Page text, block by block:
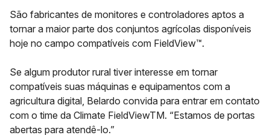
São fabricantes de monitores e controladores aptos a
tornar a maior parte dos conjuntos agrícolas disponíveis
hoje no campo compatíveis com FieldView™.
Se algum produtor rural tiver interesse em tornar
compatíveis suas máquinas e equipamentos com a
agricultura digital, Belardo convida para entrar em contato
com o time da Climate FieldViewTM. “Estamos de portas
abertas para atendê-lo.”